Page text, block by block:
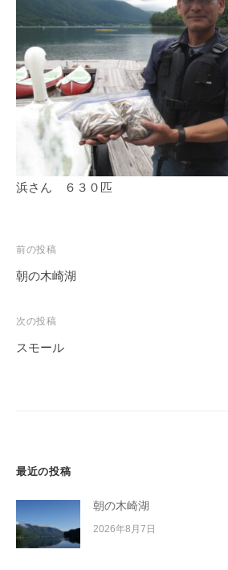
浜さん ６３０匹
投
稿
ビ
ゲ
前の投稿
朝の木崎湖
次の投稿
スモール
最近の投稿
朝の木崎湖
2026年8月7日